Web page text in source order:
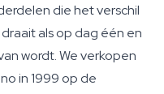
die het verschil
als op dag één en
wordt. We verkopen
in 1999 op de